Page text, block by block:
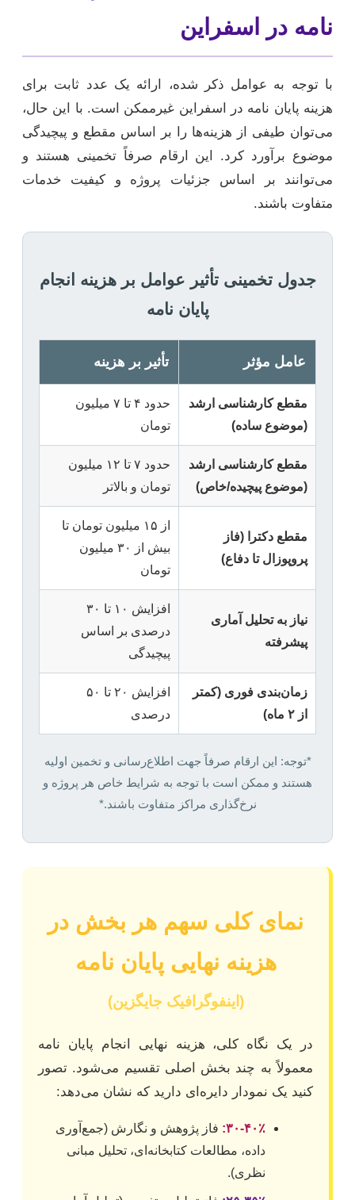
نامه در اسفراین
با توجه به عوامل ذکر شده، ارائه یک عدد ثابت برای
هزینه پایان نامه در اسفراین غیرممکن است. با این حال،
می‌توان طیفی از هزینه‌ها را بر اساس مقطع و پیچیدگی
موضوع برآورد کرد. این ارقام صرفاً تخمینی هستند و
می‌توانند بر اساس جزئیات پروژه و کیفیت خدمات
متفاوت باشند.
جدول تخمینی تأثیر عوامل بر هزینه انجام
پایان نامه
عامل مؤثر تأثیر بر هزینه
مقطع کارشناسی ارشد
(موضوع ساده)
حدود ۴ تا ۷ میلیون
تومان
مقطع کارشناسی ارشد
(موضوع پیچیده/خاص)
حدود ۷ تا ۱۲ میلیون
تومان و بالاتر
مقطع دکترا (فاز
پروپوزال تا دفاع)
از ۱۵ میلیون تومان تا
بیش از ۳۰ میلیون
تومان
نیاز به تحلیل آماری
پیشرفته
افزایش ۱۰ تا ۳۰
درصدی بر اساس
پیچیدگی
زمان‌بندی فوری (کمتر
از ۲ ماه)
افزایش ۲۰ تا ۵۰
درصدی
*توجه: این ارقام صرفاً جهت اطلاع‌رسانی و تخمین اولیه
هستند و ممکن است با توجه به شرایط خاص هر پروژه و
نرخ‌گذاری مراکز متفاوت باشند.*
نمای کلی سهم هر بخش در
هزینه نهایی پایان نامه
(اینفوگرافیک جایگزین)
در یک نگاه کلی، هزینه نهایی انجام پایان نامه
معمولاً به چند بخش اصلی تقسیم می‌شود. تصور
کنید یک نمودار دایره‌ای دارید که نشان می‌دهد:
۳۰-۴۰٪: فاز پژوهش و نگارش (جمع‌آوری
داده، مطالعات کتابخانه‌ای، تحلیل مبانی
نظری).